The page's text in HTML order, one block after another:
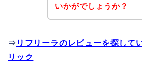
いかがでしょうか？
⇒ リフリーラのレビューを探して
リック